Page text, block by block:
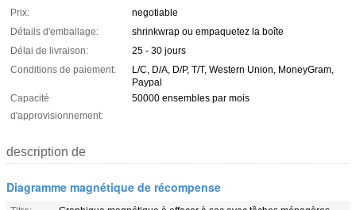
Prix:
negotiable
Détails d'emballage:
shrinkwrap ou empaquetez la boîte
Délai de livraison:
25 - 30 jours
Conditions de paiement:
L/C, D/A, D/P, T/T, Western Union, MoneyGram,
Paypal
Capacité
d'approvisionnement:
50000 ensembles par mois
description de
Diagramme magnétique de récompense